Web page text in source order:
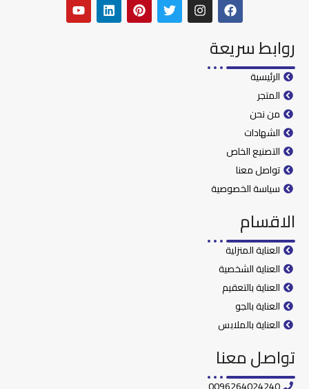
روابط سريعة
الرئيسية
المتجر
من نحن
الشهادات
التصنيع الخاص
تواصل معنا
سياسة الخصوصية
الاقسام
العناية المنزلية
العناية الشخصية
العناية بالتعقيم
العناية بالجو
العناية بالملابس
تواصل معنا